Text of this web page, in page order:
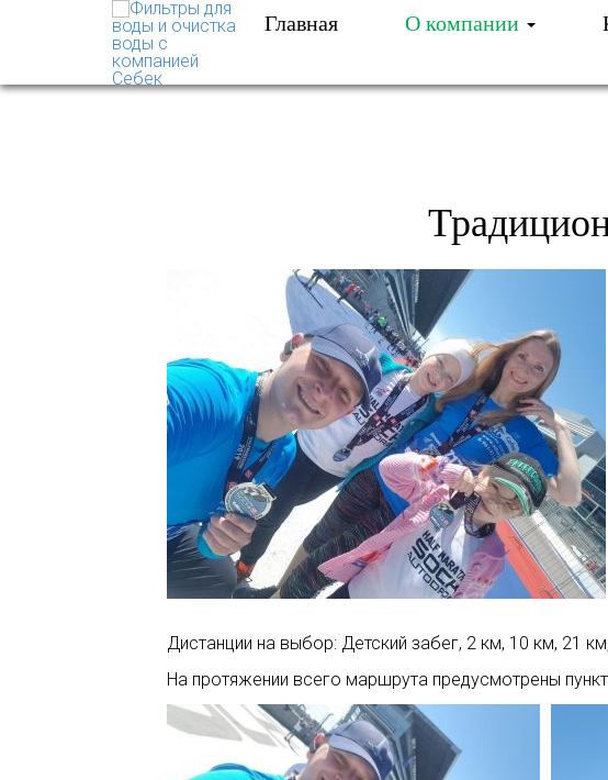
Главная О компании
ТРАДИЦИОННЫЙ ЗАБЕГ
Дистанции на выбор: Детский забег, 2 км, 10 км, 21
На протяжении всего маршрута предусмотрены